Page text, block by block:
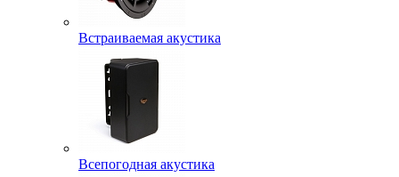
Встраиваемая акустика
Всепогодная акустика